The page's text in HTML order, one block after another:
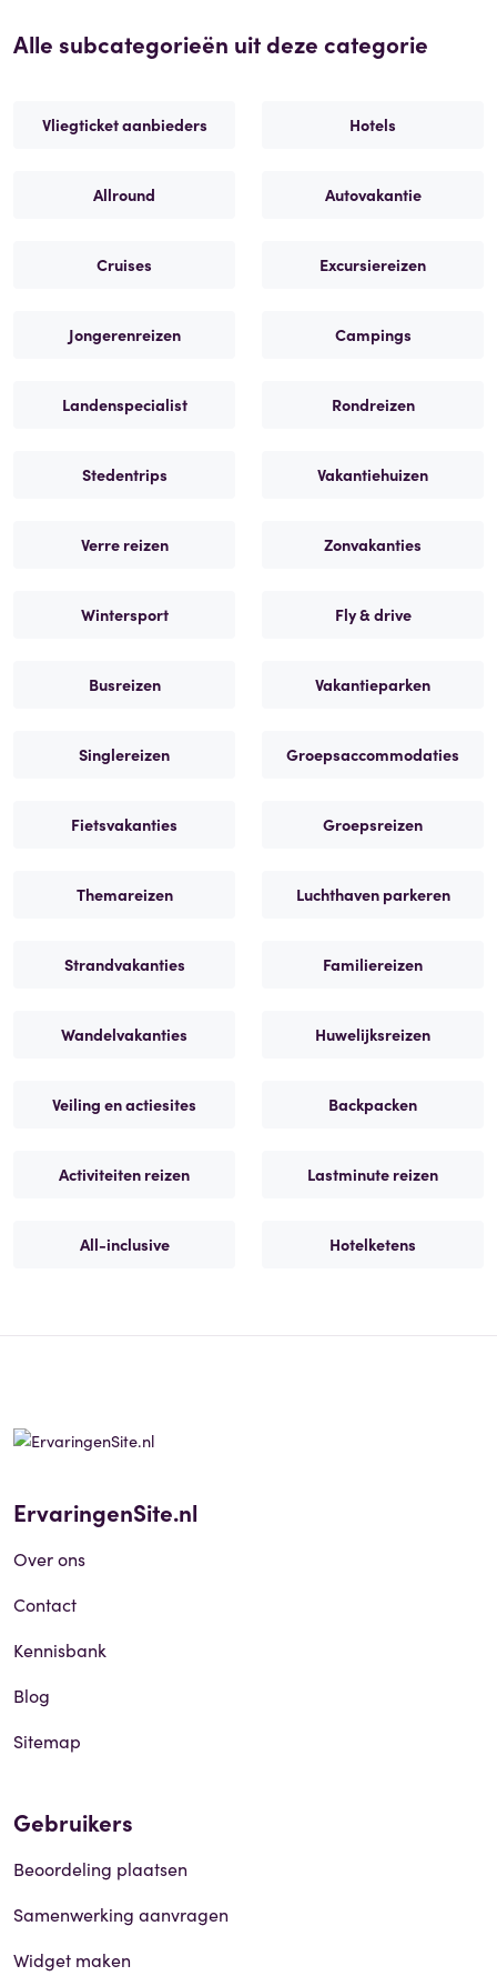
Alle subcategorieën uit deze categorie
Vliegticket aanbieders Hotels
Allround Autovakantie
Cruises Excursiereizen
Jongerenreizen Campings
Landenspecialist Rondreizen
Stedentrips Vakantiehuizen
Verre reizen Zonvakanties
Wintersport Fly & drive
Busreizen Vakantieparken
Singlereizen Groepsaccommodaties
Fietsvakanties Groepsreizen
Themareizen Luchthaven parkeren
Strandvakanties Familiereizen
Wandelvakanties Huwelijksreizen
Veiling en actiesites Backpacken
Activiteiten reizen Lastminute reizen
All-inclusive Hotelketens
ErvaringenSite.nl
Over ons
Contact
Kennisbank
Blog
Sitemap
Gebruikers
Beoordeling plaatsen
Samenwerking aanvragen
Widget maken